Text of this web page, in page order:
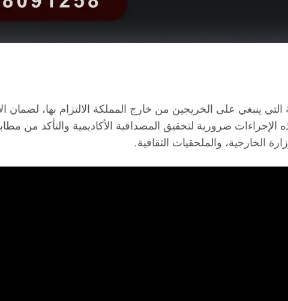
ينبغي على الخريجين من خارج المملكة الالتزام بها، لضمان
ضرورية لتحقيق المصداقية الأكاديمية والتأكد من
الخارجية، والملحقيات الثقافية.